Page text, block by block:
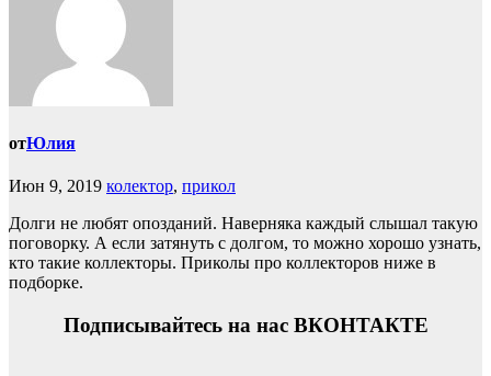
отЮлия
Июн 9, 2019 колектор, прикол
Долги не любят опозданий. Наверняка каждый слышал такую
поговорку. А если затянуть с долгом, то можно хорошо узнать,
кто такие коллекторы. Приколы про коллекторов ниже в
подборке.
Подписывайтесь на нас ВКОНТАКТЕ